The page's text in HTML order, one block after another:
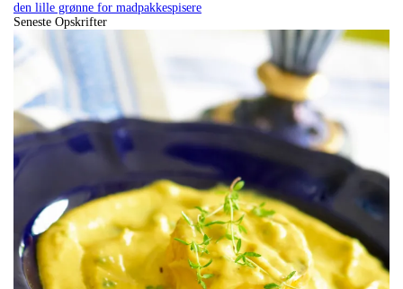
den lille grønne for madpakkespisere
Seneste Opskrifter